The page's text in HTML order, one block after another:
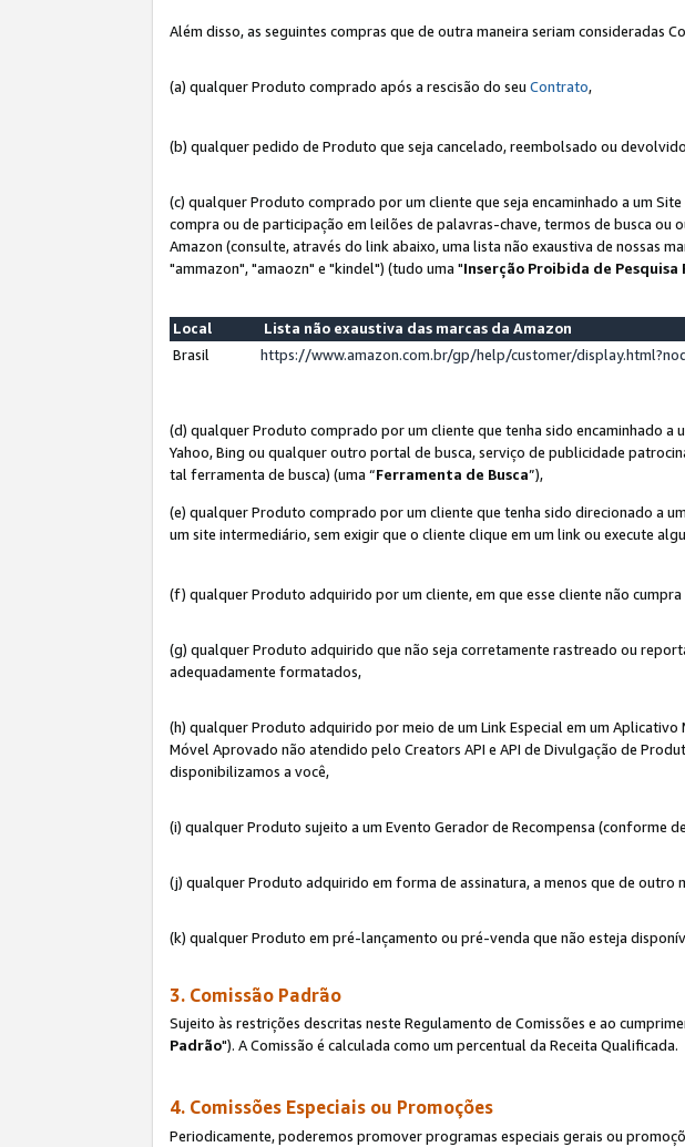
Além disso, as seguintes compras que de outra maneira seriam consideradas
(a) qualquer Produto comprado após a rescisão do seu Contrato,
(b) qualquer pedido de Produto que seja cancelado, reembolsado ou
(c) qualquer Produto comprado por um cliente que seja encaminhado a um
compra ou de participação em leilões de palavras-chave, termos de busca
Amazon (consulte, através do link abaixo, uma lista não exaustiva de nossas
"ammazon", "amaozn" e "kindel") (tudo uma "Inserção Proibida de Pesquisa
Local
Lista não exaustiva das marcas da Amazon
Brasil
https://www.amazon.com.br/gp/help/customer/
(d) qualquer Produto comprado por um cliente que tenha sido encaminhado
Yahoo, Bing ou qualquer outro portal de busca, serviço de publicidade
tal ferramenta de busca) (uma “Ferramenta de Busca”),
(e) qualquer Produto comprado por um cliente que tenha sido direcionado a
um site intermediário, sem exigir que o cliente clique em um link ou execute
(f) qualquer Produto adquirido por um cliente, em que esse cliente não
(g) qualquer Produto adquirido que não seja corretamente rastreado ou
adequadamente formatados,
(h) qualquer Produto adquirido por meio de um Link Especial em um
Móvel Aprovado não atendido pelo Creators API e API de Divulgação de
disponibilizamos a você,
(i) qualquer Produto sujeito a um Evento Gerador de Recompensa (conforme
(j) qualquer Produto adquirido em forma de assinatura, a menos que de outro
(k) qualquer Produto em pré-lançamento ou pré-venda que não esteja
3. Comissão Padrão
Sujeito às restrições descritas neste Regulamento de Comissões e ao
Padrão"). A Comissão é calculada como um percentual da Receita Qualificada.
4. Comissões Especiais ou Promoções
Periodicamente, poderemos promover programas especiais gerais ou